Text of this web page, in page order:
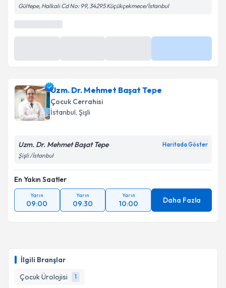
İlgili Branşlar
Çocuk Ürolojisi
1
Gültepe, Halkalı Cd No: 99, 34295 Küçükçekmece/İstanbul
En Yakın Saatler
Uzm. Dr. Mehmet Başat Tepe
Çocuk Cerrahisi
İstanbul, Şişli
Uzm. Dr. Mehmet Başat Tepe
Şişli /İstanbul
En Yakın Saatler
Yarın
09:00
Yarın
09:30
Yarın
10:00 Daha Fazla